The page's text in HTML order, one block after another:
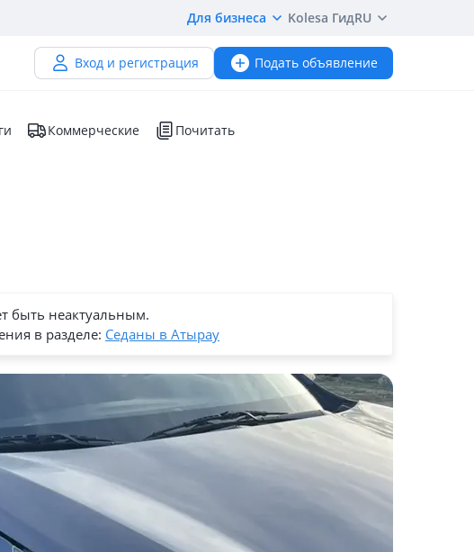
Для бизнеса Kolesa ГидRU
Вход и регистрация Подать объявление
Коммерческие Почитать
быть неактуальным.
в разделе: Седаны в Атырау